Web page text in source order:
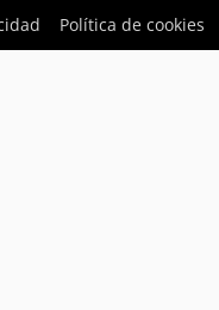
Política de cookies